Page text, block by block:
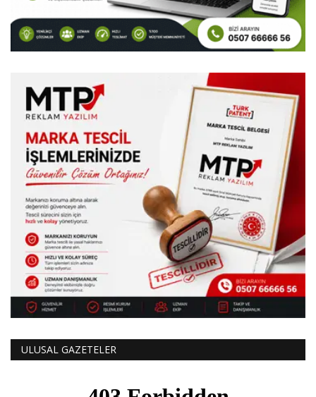
ULUSAL GAZETELER